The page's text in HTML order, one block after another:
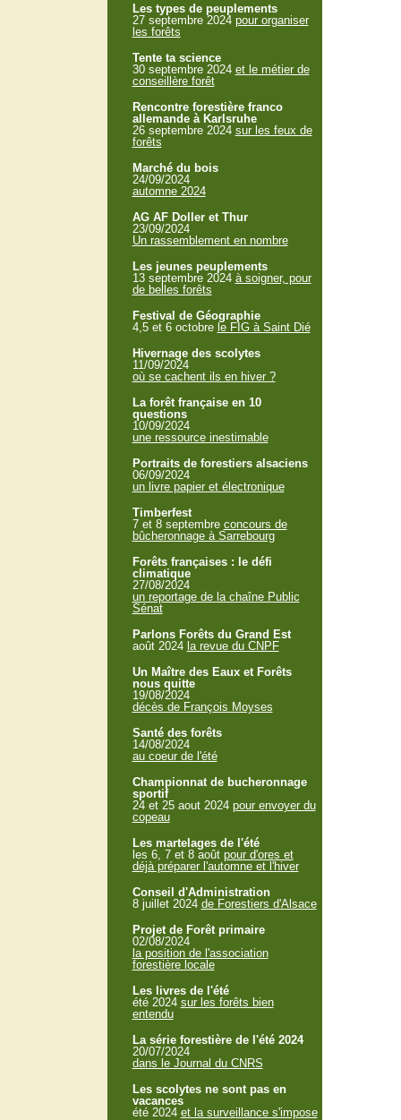
Les types de peuplements
27 septembre 2024 pour organiser
les forêts
Tente ta science
30 septembre 2024 et le métier de
conseillère forêt
Rencontre forestière franco
allemande à Karlsruhe
26 septembre 2024 sur les feux de
forêts
Marché du bois
24/09/2024
automne 2024
AG AF Doller et Thur
23/09/2024
Un rassemblement en nombre
Les jeunes peuplements
13 septembre 2024 à soigner, pour
de belles forêts
Festival de Géographie
4,5 et 6 octobre le FIG à Saint Dié
Hivernage des scolytes
11/09/2024
où se cachent ils en hiver ?
La forêt française en 10
questions
10/09/2024
une ressource inestimable
Portraits de forestiers alsaciens
06/09/2024
un livre papier et électronique
Timberfest
7 et 8 septembre concours de
bûcheronnage à Sarrebourg
Forêts françaises : le défi
climatique
27/08/2024
un reportage de la chaîne Public
Sénat
Parlons Forêts du Grand Est
août 2024 la revue du CNPF
Un Maître des Eaux et Forêts
nous quitte
19/08/2024
décès de François Moyses
Santé des forêts
14/08/2024
au coeur de l'été
Championnat de bucheronnage
sportif
24 et 25 aout 2024 pour envoyer du
copeau
Les martelages de l'été
les 6, 7 et 8 août pour d'ores et
déjà préparer l'automne et l'hiver
Conseil d'Administration
8 juillet 2024 de Forestiers d'Alsace
Projet de Forêt primaire
02/08/2024
la position de l'association
forestière locale
Les livres de l'été
été 2024 sur les forêts bien
entendu
La série forestière de l'été 2024
20/07/2024
dans le Journal du CNRS
Les scolytes ne sont pas en
vacances
été 2024 et la surveillance s'impose